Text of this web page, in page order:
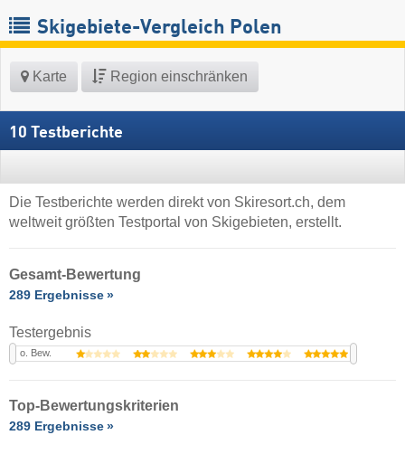
Skigebiete-Vergleich Polen
Karte Region einschränken
10 Testberichte
Die Testberichte werden direkt von Skiresort.ch, dem
weltweit größten Testportal von Skigebieten, erstellt.
Gesamt-Bewertung
289 Ergebnisse
Testergebnis
o. Bew.
Top-Bewertungskriterien
289 Ergebnisse